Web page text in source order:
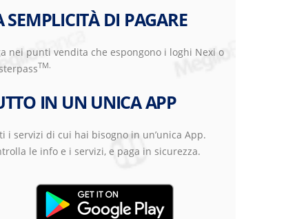
SEMPLICITÀ DI PAGARE
nei punti vendita che espongono i loghi Nexi o
TM.
IN UN UNICA APP
i servizi di cui hai bisogno in un’unica App.
le info e i servizi, e paga in sicurezza.